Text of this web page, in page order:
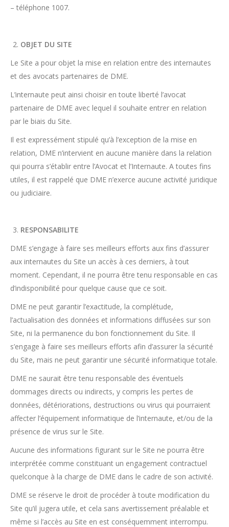
– téléphone 1007.
OBJET DU SITE
Le Site a pour objet la mise en relation entre des internautes
et des avocats partenaires de DME.
L’internaute peut ainsi choisir en toute liberté l’avocat
partenaire de DME avec lequel il souhaite entrer en relation
par le biais du Site.
Il est expressément stipulé qu’à l’exception de la mise en
relation, DME n’intervient en aucune manière dans la relation
qui pourra s’établir entre l’Avocat et l’Internaute. A toutes fins
utiles, il est rappelé que DME n’exerce aucune activité juridique
ou judiciaire.
RESPONSABILITE
DME s’engage à faire ses meilleurs efforts aux fins d’assurer
aux internautes du Site un accès à ces derniers, à tout
moment. Cependant, il ne pourra être tenu responsable en cas
d’indisponibilité pour quelque cause que ce soit.
DME ne peut garantir l’exactitude, la complétude,
l’actualisation des données et informations diffusées sur son
Site, ni la permanence du bon fonctionnement du Site. Il
s’engage à faire ses meilleurs efforts afin d’assurer la sécurité
du Site, mais ne peut garantir une sécurité informatique totale.
DME ne saurait être tenu responsable des éventuels
dommages directs ou indirects, y compris les pertes de
données, détériorations, destructions ou virus qui pourraient
affecter l’équipement informatique de l’internaute, et/ou de la
présence de virus sur le Site.
Aucune des informations figurant sur le Site ne pourra être
interprétée comme constituant un engagement contractuel
quelconque à la charge de DME dans le cadre de son activité.
DME se réserve le droit de procéder à toute modification du
Site qu’il jugera utile, et cela sans avertissement préalable et
même si l’accès au Site en est conséquemment interrompu.